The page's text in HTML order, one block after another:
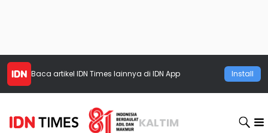
Baca artikel IDN Times lainnya di IDN App Install
KALTIM